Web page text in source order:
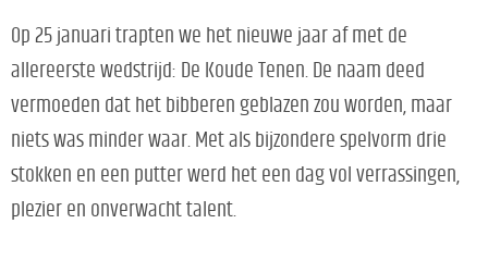
Op 25 januari trapten we het nieuwe jaar af met de
allereerste wedstrijd: De Koude Tenen. De naam deed
vermoeden dat het bibberen geblazen zou worden, maar
niets was minder waar. Met als bijzondere spelvorm drie
stokken en een putter werd het een dag vol verrassingen,
plezier en onverwacht talent.